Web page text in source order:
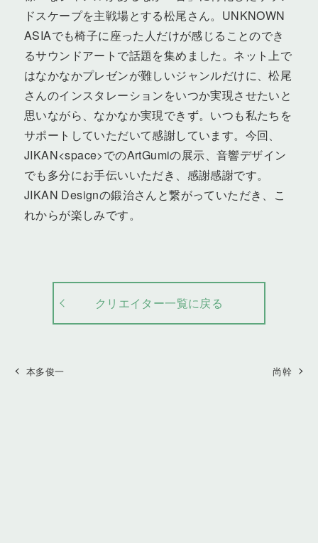
ドスケープを主戦場とする松尾さん。UNKNOWN
ASIAでも椅子に座った人だけが感じることのでき
るサウンドアートで話題を集めました。ネット上で
はなかなかプレゼンが難しいジャンルだけに、松尾
さんのインスタレーションをいつか実現させたいと
思いながら、なかなか実現できず。いつも私たちを
サポートしていただいて感謝しています。今回、
JIKAN<space>でのArtGumiの展示、音響デザイン
でも多分にお手伝いいただき、感謝感謝です。
JIKAN Designの鍛治さんと繋がっていただき、こ
れからが楽しみです。
クリエイター一覧に戻る
本多俊一 尚幹